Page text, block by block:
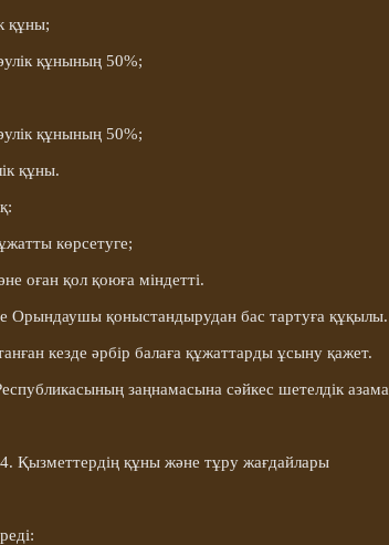
құны;
құнының 50%;
құнының 50%;
құны.
:
көрсетуге;
оған қол қоюға міндетті.
Орындаушы қоныстандырудан бас тартуға құқылы.
кезде әрбір балаға құжаттарды ұсыну қажет.
заңнамасына сәйкес шетелдік
4. Қызметтердің құны және тұру жағдайлары